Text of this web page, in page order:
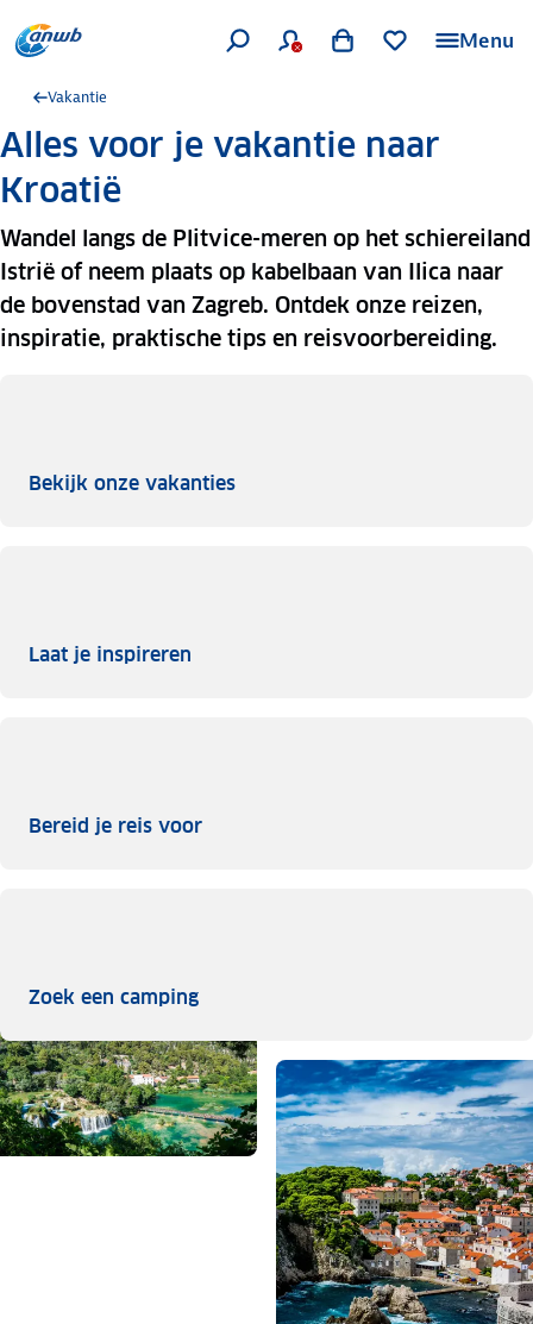
Menu
Vakantie
Alles voor je vakantie naar
Kroatië
Wandel langs de Plitvice-meren op het schiereiland
Istrië of neem plaats op kabelbaan van Ilica naar
de bovenstad van Zagreb. Ontdek onze reizen,
inspiratie, praktische tips en reisvoorbereiding.
Bekijk onze vakantiesBekijk onze vakanties
Laat je inspireren
Bereid je reis voorBereid je reis voor
Zoek een campingZoek een camping